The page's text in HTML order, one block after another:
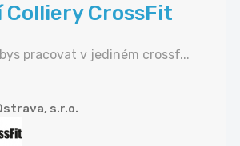
Colliery CrossFit
pracovat v jediném crossf...
s.r.o.